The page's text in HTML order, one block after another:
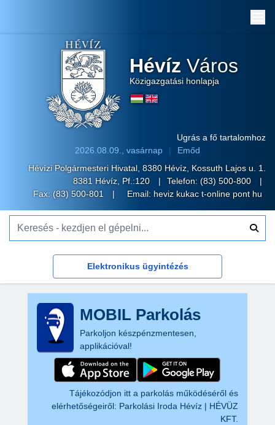
Hévíz Város
Közigazgatási honlapja
Ugrás a fő tartalomhoz
2026.08.09., vasárnap
Emőd
Hévízi Polgármesteri Hivatal, 8380 Hévíz, Kossuth Lajos u. 1.
8381 Hévíz, Pf.:120
Telefon: (83) 500-800
Fax: (83) 500-801
Email: heviz kukac t-online pont hu
Elektronikus ügyintézés
MOBIL Parkolás
Parkoljon készpénzmentesen,
applikációval!
Tájékozódjon itt a parkolás működéséről és
elérhetőségeiről: Parkolási Iroda Hévíz | HÉVÜZ
KFT.